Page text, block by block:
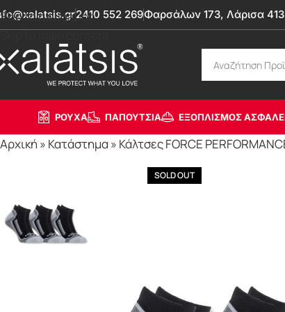
Skip to navigation
Skip to main content
2410 552 269Φαρσάλων 173, Λάρισα
ΡΟΥΧΑ ΠΑΠΟΥΤΣΙΑ ΕΞΟΠΛΙΣΜΟΣ
Αρχική » Κατάστημα» Κάλτσες FORCE
SOLD OUT